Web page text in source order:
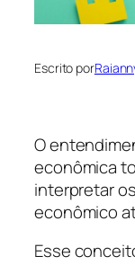
Escrito por
O
econômica
interpretar
econômico
Esse